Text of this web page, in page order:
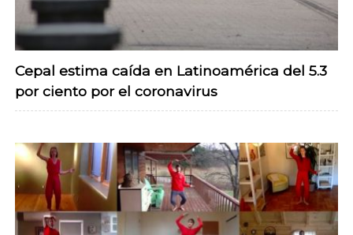
Cepal estima caída en Latinoamérica del 5.3
por ciento por el coronavirus